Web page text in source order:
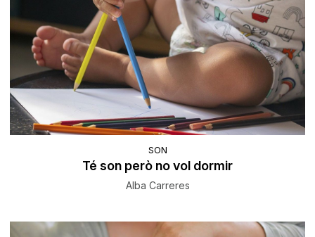
SON
Té son però no vol dormir
Alba Carreres